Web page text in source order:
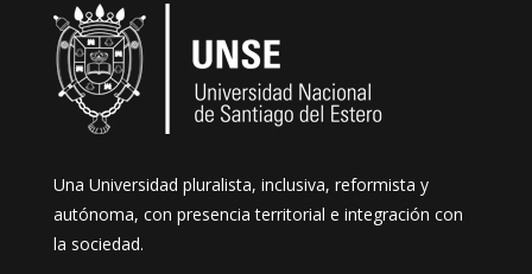
Una Universidad pluralista, inclusiva, reformista y
autónoma, con presencia territorial e integración con
la sociedad.